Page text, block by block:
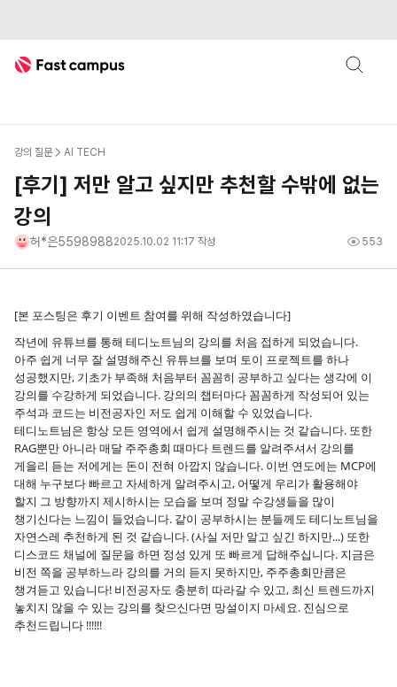
Fast Campus
강의 질문 AI TECH
[후기] 저만 알고 싶지만 추천할 수밖에 없는
강의
허*은55989882025.10.02 11:17 작성 553
[본 포스팅은 후기 이벤트 참여를 위해 작성하였습니다]
작년에 유튜브를 통해 테디노트님의 강의를 처음 접하게 되었습니다.
아주 쉽게 너무 잘 설명해주신 유튜브를 보며 토이 프로젝트를 하나
성공했지만, 기초가 부족해 처음부터 꼼꼼히 공부하고 싶다는 생각에 이
강의를 수강하게 되었습니다. 강의의 챕터마다 꼼꼼하게 작성되어 있는
주석과 코드는 비전공자인 저도 쉽게 이해할 수 있었습니다.
테디노트님은 항상 모든 영역에서 쉽게 설명해주시는 것 같습니다. 또한
RAG뿐만 아니라 매달 주주총회 때마다 트렌드를 알려주셔서 강의를
게을리 듣는 저에게는 돈이 전혀 아깝지 않습니다. 이번 연도에는 MCP에
대해 누구보다 빠르고 자세하게 알려주시고, 어떻게 우리가 활용해야
할지 그 방향까지 제시하시는 모습을 보며 정말 수강생들을 많이
챙기신다는 느낌이 들었습니다. 같이 공부하시는 분들께도 테디노트님을
자연스레 추천하게 된 것 같습니다. (사실 저만 알고 싶긴 하지만...) 또한
디스코드 채널에 질문을 하면 정성 있게 또 빠르게 답해주십니다. 지금은
비전 쪽을 공부하느라 강의를 거의 듣지 못하지만, 주주총회만큼은
챙겨듣고 있습니다! 비전공자도 충분히 따라갈 수 있고, 최신 트렌드까지
놓치지 않을 수 있는 강의를 찾으신다면 망설이지 마세요. 진심으로
추천드립니다 !!!!!!